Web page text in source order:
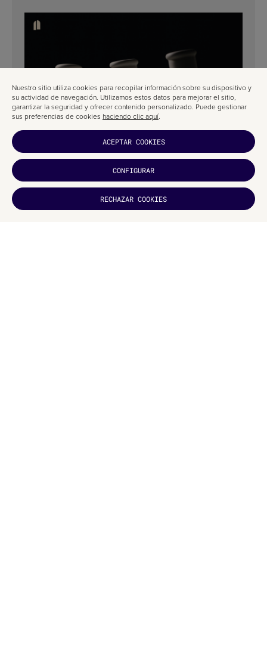
GUSTADO?
SUCRÍBETE
OLIVA: TELLA THERA POR A|S STRATEGY, BRANDING &
Nuestro sitio utiliza cookies para recopilar información sobre su dispositivo y
su actividad de navegación. Utilizamos estos datos para mejorar el sitio,
garantizar la seguridad y ofrecer contenido personalizado. Puede gestionar
sus preferencias de cookies haciendo clic aquí.
ACEPTAR COOKIES
CONFIGURAR
RECHAZAR COOKIES